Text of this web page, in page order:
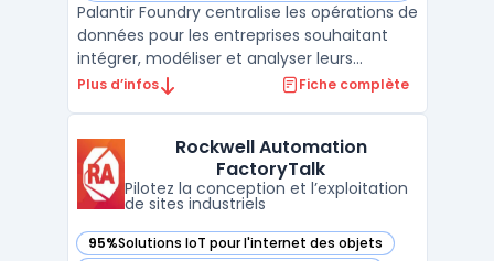
Palantir Foundry centralise les opérations de
données pour les entreprises souhaitant
intégrer, modéliser et analyser leurs
informations sans dupliquer les sources. Ce
entre les équipes data, analytics et
opérations, tout e ...
Plus d’infos Fiche complète
Rockwell Automation
FactoryTalk
Pilotez la conception et l’exploitation
de sites industriels
95%Solutions IoT pour l'internet des objets
— voir Rockwell Automation FactoryTalk dans cette